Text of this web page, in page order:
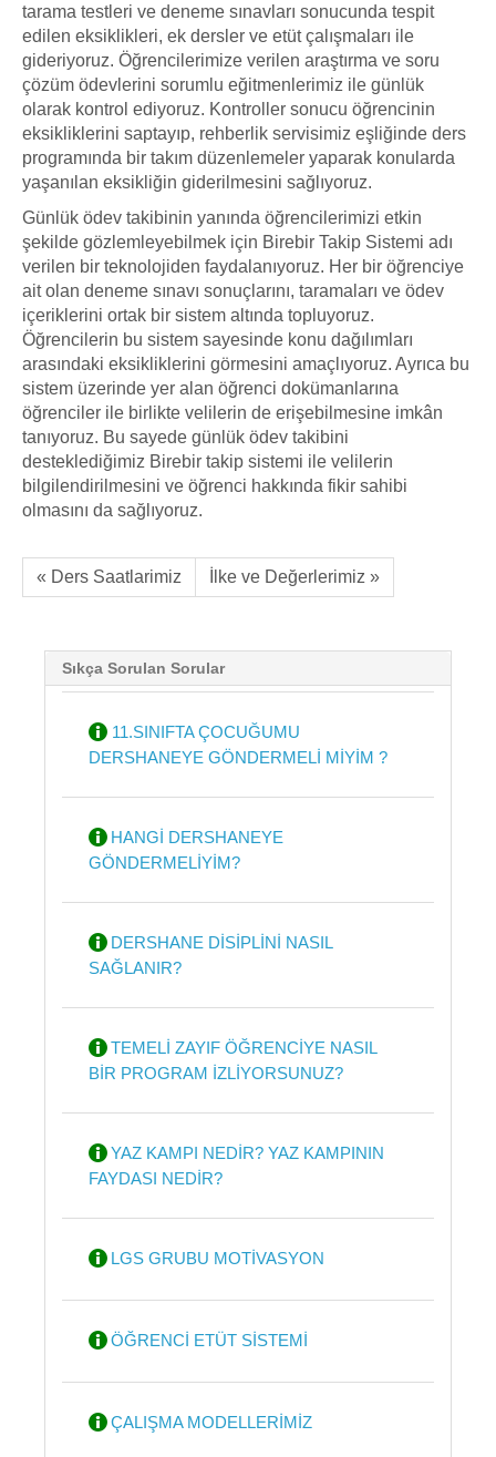
tarama testleri ve deneme sınavları sonucunda tespit
edilen eksiklikleri, ek dersler ve etüt çalışmaları ile
gideriyoruz. Öğrencilerimize verilen araştırma ve soru
çözüm ödevlerini sorumlu eğitmenlerimiz ile günlük
olarak kontrol ediyoruz. Kontroller sonucu öğrencinin
eksikliklerini saptayıp, rehberlik servisimiz eşliğinde ders
programında bir takım düzenlemeler yaparak konularda
yaşanılan eksikliğin giderilmesini sağlıyoruz.
Günlük ödev takibinin yanında öğrencilerimizi etkin
şekilde gözlemleyebilmek için Birebir Takip Sistemi adı
verilen bir teknolojiden faydalanıyoruz. Her bir öğrenciye
ait olan deneme sınavı sonuçlarını, taramaları ve ödev
içeriklerini ortak bir sistem altında topluyoruz.
Öğrencilerin bu sistem sayesinde konu dağılımları
arasındaki eksikliklerini görmesini amaçlıyoruz. Ayrıca bu
sistem üzerinde yer alan öğrenci dokümanlarına
öğrenciler ile birlikte velilerin de erişebilmesine imkân
tanıyoruz. Bu sayede günlük ödev takibini
desteklediğimiz Birebir takip sistemi ile velilerin
bilgilendirilmesini ve öğrenci hakkında fikir sahibi
olmasını da sağlıyoruz.
« Ders Saatlarimiz İlke ve Değerlerimiz »
Sıkça Sorulan Sorular
11.SINIFTA ÇOCUĞUMU
DERSHANEYE GÖNDERMELİ MİYİM ?
HANGİ DERSHANEYE
GÖNDERMELİYİM?
DERSHANE DİSİPLİNİ NASIL
SAĞLANIR?
TEMELİ ZAYIF ÖĞRENCİYE NASIL
BİR PROGRAM İZLİYORSUNUZ?
YAZ KAMPI NEDİR? YAZ KAMPININ
FAYDASI NEDİR?
LGS GRUBU MOTİVASYON
ÖĞRENCİ ETÜT SİSTEMİ
ÇALIŞMA MODELLERİMİZ